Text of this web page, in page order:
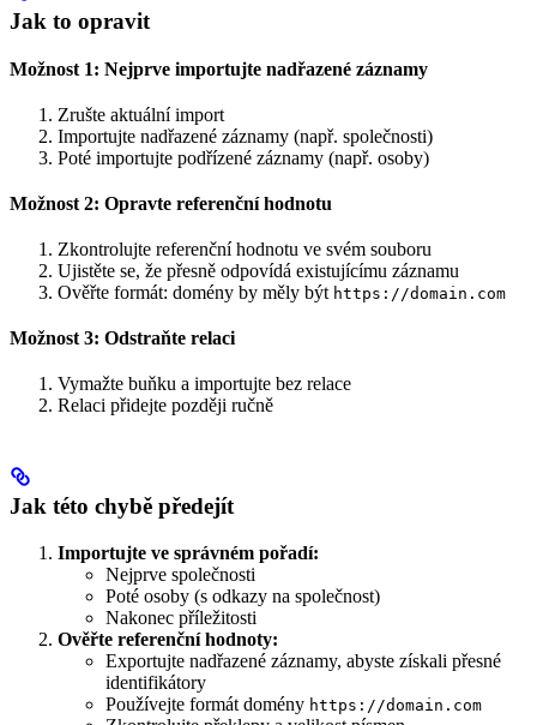
Jak to opravit
Možnost 1: Nejprve importujte nadřazené záznamy
Zrušte aktuální import
Importujte nadřazené záznamy (např. společnosti)
Poté importujte podřízené záznamy (např. osoby)
Možnost 2: Opravte referenční hodnotu
Zkontrolujte referenční hodnotu ve svém souboru
Ujistěte se, že přesně odpovídá existujícímu záznamu
Ověřte formát: domény by měly být https://domain.com
Možnost 3: Odstraňte relaci
Vymažte buňku a importujte bez relace
Relaci přidejte později ručně
Jak této chybě předejít
Importujte ve správném pořadí:
Nejprve společnosti
Poté osoby (s odkazy na společnost)
Nakonec příležitosti
Ověřte referenční hodnoty:
Exportujte nadřazené záznamy, abyste získali přesné
identifikátory
Používejte formát domény https://domain.com